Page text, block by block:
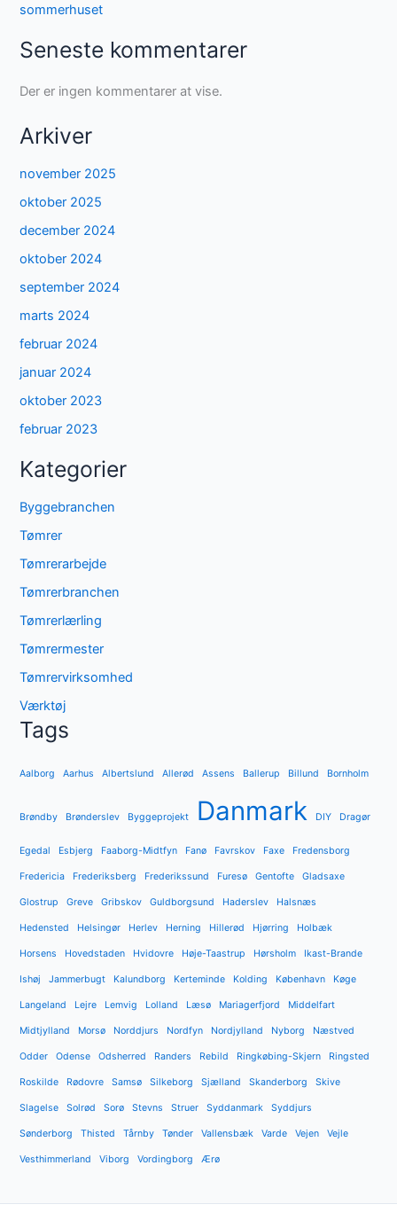
sommerhuset
Seneste kommentarer
Der er ingen kommentarer at vise.
Arkiver
november 2025
oktober 2025
december 2024
oktober 2024
september 2024
marts 2024
februar 2024
januar 2024
oktober 2023
februar 2023
Kategorier
Byggebranchen
Tømrer
Tømrerarbejde
Tømrerbranchen
Tømrerlærling
Tømrermester
Tømrervirksomhed
Værktøj
Tags
Aalborg Aarhus Albertslund Allerød Assens Ballerup Billund Bornholm
Brøndby Brønderslev Byggeprojekt Danmark DIY Dragør
Egedal Esbjerg Faaborg-Midtfyn Fanø Favrskov Faxe Fredensborg
Fredericia Frederiksberg Frederikssund Furesø Gentofte Gladsaxe
Glostrup Greve Gribskov Guldborgsund Haderslev Halsnæs
Hedensted Helsingør Herlev Herning Hillerød Hjørring Holbæk
Horsens Hovedstaden Hvidovre Høje-Taastrup Hørsholm Ikast-Brande
Ishøj Jammerbugt Kalundborg Kerteminde Kolding København Køge
Langeland Lejre Lemvig Lolland Læsø Mariagerfjord Middelfart
Midtjylland Morsø Norddjurs Nordfyn Nordjylland Nyborg Næstved
Odder Odense Odsherred Randers Rebild Ringkøbing-Skjern Ringsted
Roskilde Rødovre Samsø Silkeborg Sjælland Skanderborg Skive
Slagelse Solrød Sorø Stevns Struer Syddanmark Syddjurs
Sønderborg Thisted Tårnby Tønder Vallensbæk Varde Vejen Vejle
Vesthimmerland Viborg Vordingborg Ærø